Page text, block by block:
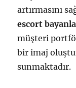
artırmasını
escort
müşteri
bir imaj
sunmaktadır.